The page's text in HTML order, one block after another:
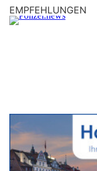
EMPFEHLUNGEN